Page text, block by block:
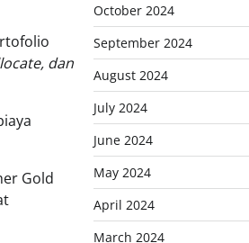
dan
Gold
October 2024
September 2024
August 2024
July 2024
June 2024
May 2024
April 2024
March 2024